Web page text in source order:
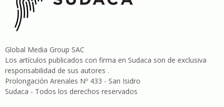
Global Media Group SAC
Los artículos publicados con firma en Sudaca son de exclusiva
responsabilidad de sus autores .
Prolongación Arenales Nº 433 - San Isidro
Sudaca - Todos los derechos reservados